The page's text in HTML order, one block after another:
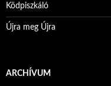
Ködpiszkáló
Újra meg Újra
ARCHÍVUM